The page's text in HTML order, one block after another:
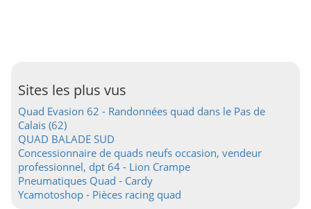
Sites les plus vus
Quad Evasion 62 - Randonnées quad dans le Pas de
Calais (62)
QUAD BALADE SUD
Concessionnaire de quads neufs occasion, vendeur
professionnel, dpt 64 - Lion Crampe
Pneumatiques Quad - Cardy
Ycamotoshop - Pièces racing quad